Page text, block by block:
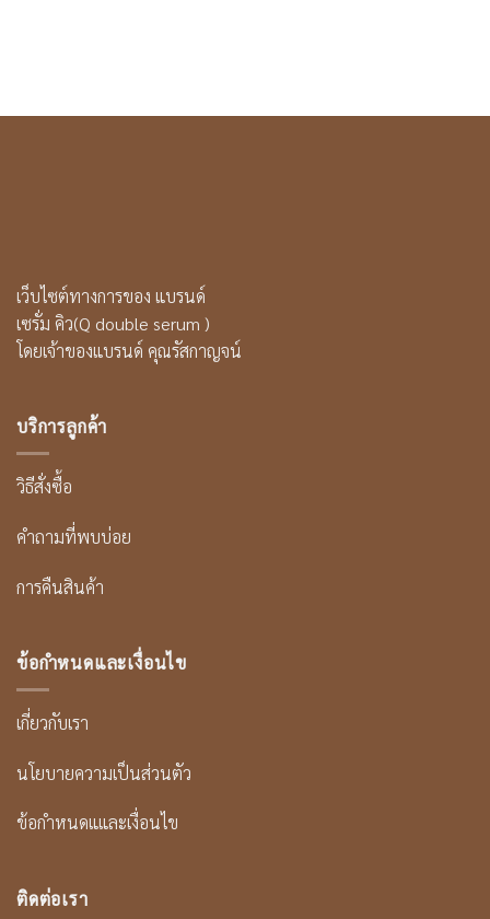
เว็บไซต์ทางการของ แบรนด์
เซรั่ม คิว(Q double serum )
โดยเจ้าของแบรนด์ คุณรัสกาญจน์
บริการลูกค้า
วิธีสั่งซื้อ
คำถามที่พบบ่อย
การคืนสินค้า
ข้อกำหนดและเงื่อนไข
เกี่ยวกับเรา
นโยบายความเป็นส่วนตัว
ข้อกำหนดแและเงื่อนไข
ติดต่อเรา